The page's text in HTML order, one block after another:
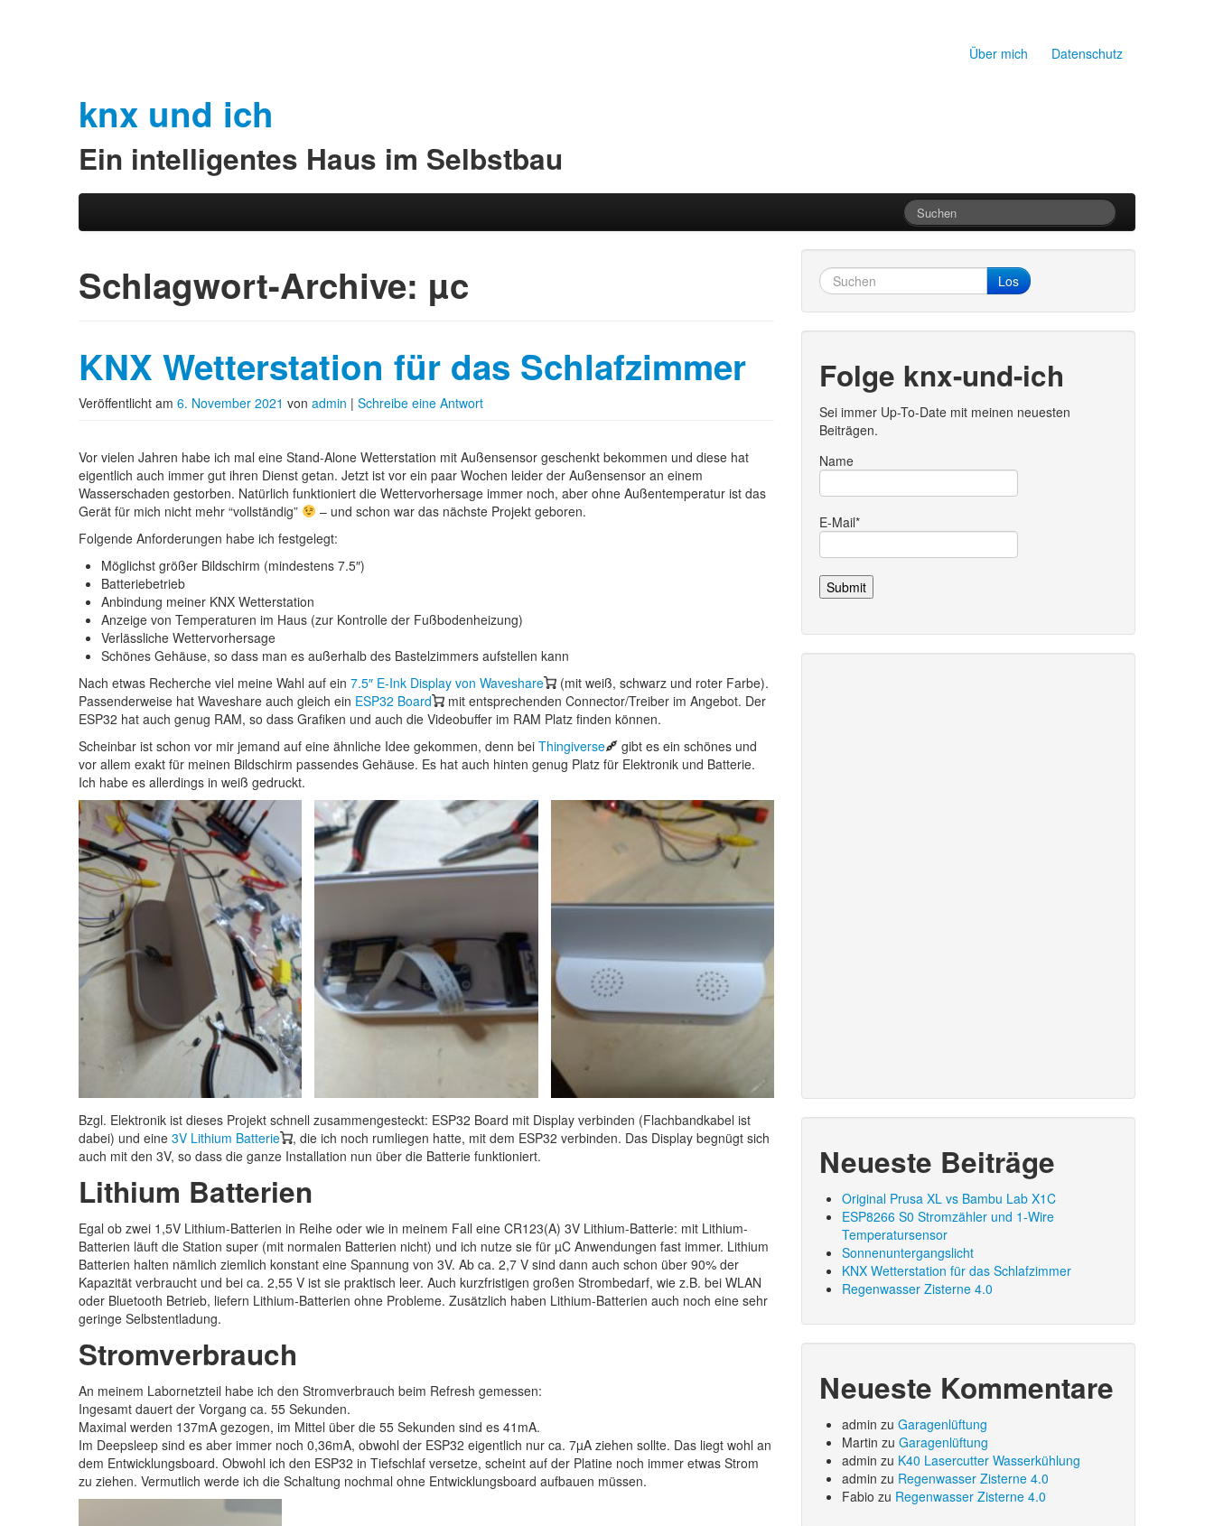
Über mich Datenschutz
knx und ich
Ein intelligentes Haus im Selbstbau
Hauptmenü
Schlagwort-Archive: µc
KNX Wetterstation für das Schlafzimmer
Veröffentlicht am 6. November 2021 von admin | Schreibe eine Antwort
Vor vielen Jahren habe ich mal eine Stand-Alone Wetterstation mit Außensensor geschenkt bekommen und diese hat
eigentlich auch immer gut ihren Dienst getan. Jetzt ist vor ein paar Wochen leider der Außensensor an einem
Wasserschaden gestorben. Natürlich funktioniert die Wettervorhersage immer noch, aber ohne Außentemperatur ist das
Gerät für mich nicht mehr “vollständig”
– und schon war das nächste Projekt geboren.
Folgende Anforderungen habe ich festgelegt:
Möglichst größer Bildschirm (mindestens 7.5″)
Batteriebetrieb
Anbindung meiner KNX Wetterstation
Anzeige von Temperaturen im Haus (zur Kontrolle der Fußbodenheizung)
Verlässliche Wettervorhersage
Schönes Gehäuse, so dass man es außerhalb des Bastelzimmers aufstellen kann
Nach etwas Recherche viel meine Wahl auf ein 7.5″ E-Ink Display von Waveshare
(mit weiß, schwarz und roter Farbe).
Passenderweise hat Waveshare auch gleich ein ESP32 Board
mit entsprechenden Connector/Treiber im Angebot. Der
ESP32 hat auch genug RAM, so dass Grafiken und auch die Videobuffer im RAM Platz finden können.
Scheinbar ist schon vor mir jemand auf eine ähnliche Idee gekommen, denn bei Thingiverse
gibt es ein schönes und
vor allem exakt für meinen Bildschirm passendes Gehäuse. Es hat auch hinten genug Platz für Elektronik und Batterie.
Ich habe es allerdings in weiß gedruckt.
Bzgl. Elektronik ist dieses Projekt schnell zusammengesteckt: ESP32 Board mit Display verbinden (Flachbandkabel ist
dabei) und eine 3V Lithium Batterie
, die ich noch rumliegen hatte, mit dem ESP32 verbinden. Das Display begnügt sich
auch mit den 3V, so dass die ganze Installation nun über die Batterie funktioniert.
Lithium Batterien
Egal ob zwei 1,5V Lithium-Batterien in Reihe oder wie in meinem Fall eine CR123(A) 3V Lithium-Batterie: mit Lithium-
Batterien läuft die Station super (mit normalen Batterien nicht) und ich nutze sie für µC Anwendungen fast immer. Lithium
Batterien halten nämlich ziemlich konstant eine Spannung von 3V. Ab ca. 2,7 V sind dann auch schon über 90% der
Kapazität verbraucht und bei ca. 2,55 V ist sie praktisch leer. Auch kurzfristigen großen Strombedarf, wie z.B. bei WLAN
oder Bluetooth Betrieb, liefern Lithium-Batterien ohne Probleme. Zusätzlich haben Lithium-Batterien auch noch eine sehr
geringe Selbstentladung.
Stromverbrauch
An meinem Labornetzteil habe ich den Stromverbrauch beim Refresh gemessen:
Ingesamt dauert der Vorgang ca. 55 Sekunden.
Maximal werden 137mA gezogen, im Mittel über die 55 Sekunden sind es 41mA.
Im Deepsleep sind es aber immer noch 0,36mA, obwohl der ESP32 eigentlich nur ca. 7µA ziehen sollte. Das liegt wohl an
dem Entwicklungsboard. Obwohl ich den ESP32 in Tiefschlaf versetze, scheint auf der Platine noch immer etwas Strom
zu ziehen. Vermutlich werde ich die Schaltung nochmal ohne Entwicklungsboard aufbauen müssen.
Los
Folge knx-und-ich
Sei immer Up-To-Date mit meinen neuesten
Beiträgen.
Name
E-Mail*
Neueste Beiträge
Original Prusa XL vs Bambu Lab X1C
ESP8266 S0 Stromzähler und 1-Wire
Temperatursensor
Sonnenuntergangslicht
KNX Wetterstation für das Schlafzimmer
Regenwasser Zisterne 4.0
Neueste Kommentare
admin zu Garagenlüftung
Martin zu Garagenlüftung
admin zu K40 Lasercutter Wasserkühlung
admin zu Regenwasser Zisterne 4.0
Fabio zu Regenwasser Zisterne 4.0